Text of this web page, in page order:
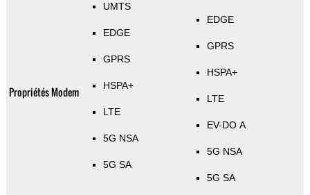
Propriétés Modem
UMTS
EDGE
GPRS
HSPA+
LTE
5G NSA
5G SA
EDGE
GPRS
HSPA+
LTE
EV-DO A
5G NSA
5G SA